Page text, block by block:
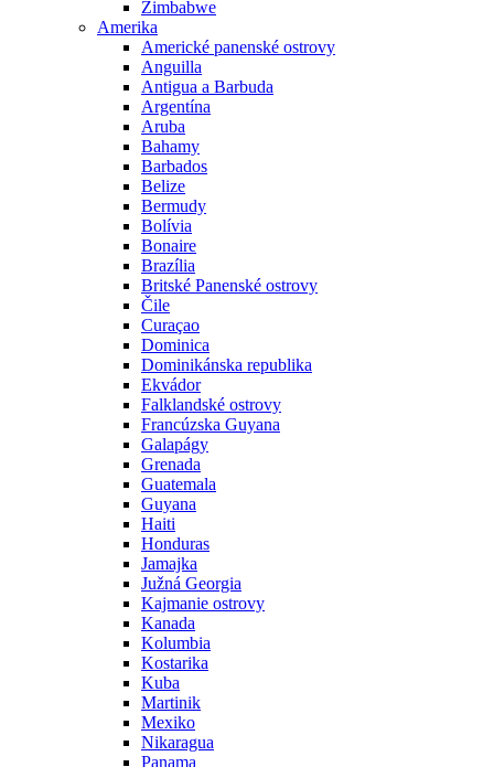
Zimbabwe
Amerika
Americké panenské ostrovy
Anguilla
Antigua a Barbuda
Argentína
Aruba
Bahamy
Barbados
Belize
Bermudy
Bolívia
Bonaire
Brazília
Britské Panenské ostrovy
Čile
Curaçao
Dominica
Dominikánska republika
Ekvádor
Falklandské ostrovy
Francúzska Guyana
Galapágy
Grenada
Guatemala
Guyana
Haiti
Honduras
Jamajka
Južná Georgia
Kajmanie ostrovy
Kanada
Kolumbia
Kostarika
Kuba
Martinik
Mexiko
Nikaragua
Panama